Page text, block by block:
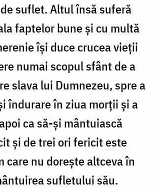
suflet. Altul însă suferă
faptelor bune și cu multă
își duce crucea vieții
numai scopul sfânt de a
slava lui Dumnezeu, spre a
îndurare în ziua morții și a
ca să-și mântuiască
și de trei ori fericit este
care nu dorește altceva în
sufletului său.